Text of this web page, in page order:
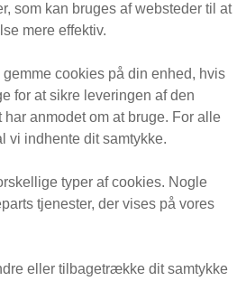
som kan bruges af websteder til at
mere effektiv.
gemme cookies på din enhed, hvis
for at sikre leveringen af den
anmodet om at bruge. For alle
vi indhente dit samtykke.
typer af cookies. Nogle
tjenester, der vises på vores
eller tilbagetrække dit samtykke